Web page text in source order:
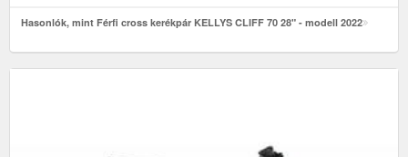
Hasonlók, mint Férfi cross kerékpár KELLYS CLIFF 70 28" - modell 2022